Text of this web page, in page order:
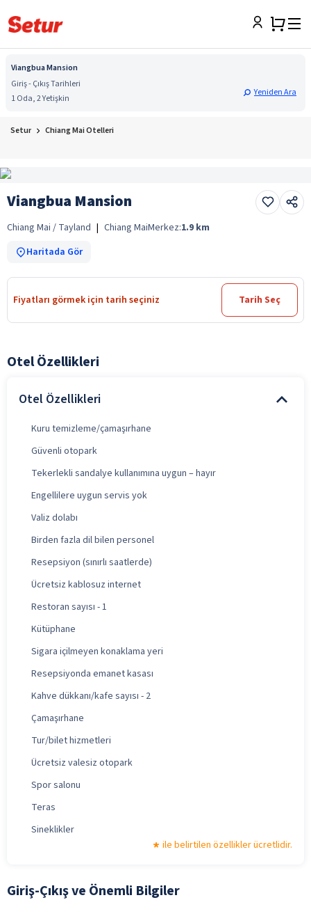
Viangbua Mansion
Giriş - Çıkış Tarihleri
1 Oda, 2 Yetişkin
Yeniden Ara
Setur Chiang Mai Otelleri
Viangbua Mansion
Chiang Mai / Tayland | Chiang MaiMerkez:1.9 km
Haritada Gör
Fiyatları görmek için tarih seçiniz Tarih Seç
Otel Özellikleri
Otel Özellikleri
Kuru temizleme/çamaşırhane
Güvenli otopark
Tekerlekli sandalye kullanımına uygun – hayır
Engellilere uygun servis yok
Valiz dolabı
Birden fazla dil bilen personel
Resepsiyon (sınırlı saatlerde)
Ücretsiz kablosuz internet
Restoran sayısı - 1
Kütüphane
Sigara içilmeyen konaklama yeri
Resepsiyonda emanet kasası
Kahve dükkanı/kafe sayısı - 2
Çamaşırhane
Tur/bilet hizmetleri
Ücretsiz valesiz otopark
Spor salonu
Teras
Sineklikler
ile belirtilen özellikler ücretlidir.
Giriş-Çıkış ve Önemli Bilgiler